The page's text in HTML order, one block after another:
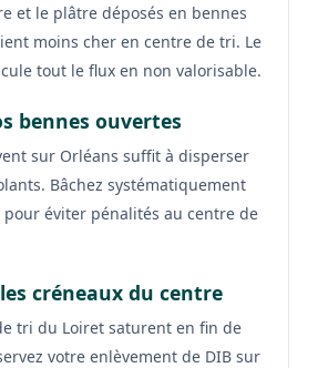
et le plâtre déposés en bennes
moins cher en centre de tri. Le
tout le flux en non valorisable.
bennes ouvertes
sur Orléans suffit à disperser
Bâchez systématiquement
éviter pénalités au centre de
créneaux du centre
tri du Loiret saturent en fin de
votre enlèvement de DIB sur